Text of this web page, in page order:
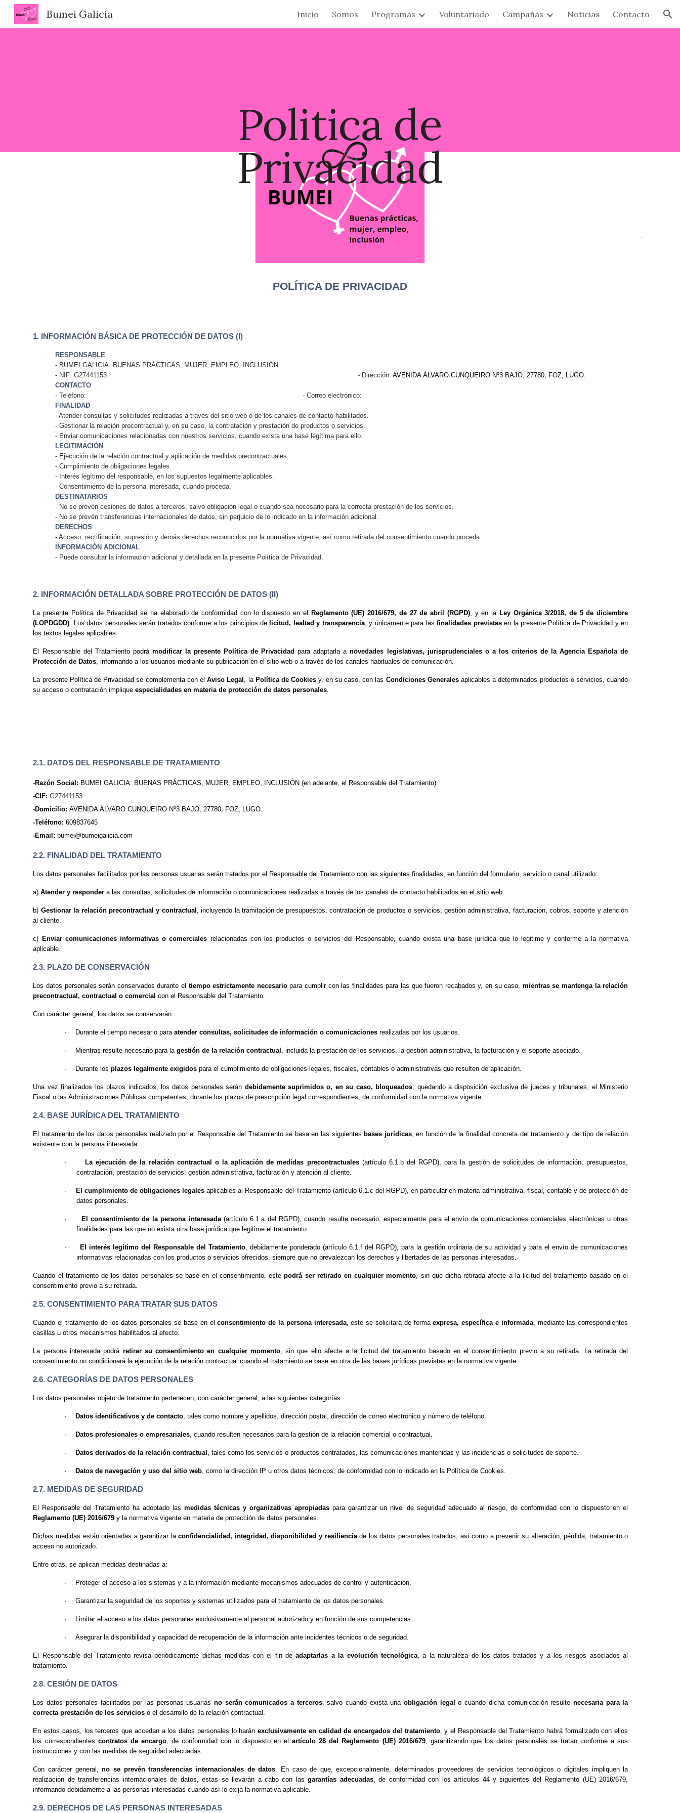
Skip to navigation
Bumei Galicia Inicio Somos Programas Voluntariado Campañas Noticias Contacto
Politica de
Privacidad
POLÍTICA DE PRIVACIDAD
1. INFORMACIÓN BÁSICA DE PROTECCIÓN DE DATOS (I)
RESPONSABLE
- BUMEI GALICIA: BUENAS PRÁCTICAS, MUJER, EMPLEO, INCLUSIÓN
- NIF: G27441153 - Dirección:AVENIDA ÁLVARO CUNQUEIRO Nº3 BAJO, 27780, FOZ, LUGO.
CONTACTO
- Teléfono: - Correo electrónico:
FINALIDAD
- Atender consultas y solicitudes realizadas a través del sitio web o de los canales de contacto habilitados.
- Gestionar la relación precontractual y, en su caso, la contratación y prestación de productos o servicios.
- Enviar comunicaciones relacionadas con nuestros servicios, cuando exista una base legítima para ello.
LEGITIMACIÓN
- Ejecución de la relación contractual y aplicación de medidas precontractuales.
- Cumplimiento de obligaciones legales.
- Interés legítimo del responsable, en los supuestos legalmente aplicables.
- Consentimiento de la persona interesada, cuando proceda.
DESTINATARIOS
- No se prevén cesiones de datos a terceros, salvo obligación legal o cuando sea necesario para la correcta prestación de los servicios.
- No se prevén transferencias internacionales de datos, sin perjuicio de lo indicado en la información adicional.
DERECHOS
- Acceso, rectificación, supresión y demás derechos reconocidos por la normativa vigente, así como retirada del consentimiento cuando proceda
INFORMACIÓN ADICIONAL
- Puede consultar la información adicional y detallada en la presente Política de Privacidad.
2. INFORMACIÓN DETALLADA SOBRE PROTECCIÓN DE DATOS (II)
La presente Política de Privacidad se ha elaborado de conformidad con lo dispuesto en el Reglamento (UE) 2016/679, de 27 de abril (RGPD), y en la Ley Orgánica 3/2018, de 5 de diciembre
(LOPDGDD). Los datos personales serán tratados conforme a los principios de licitud, lealtad y transparencia, y únicamente para lasfinalidades previstasen la presente Política de Privacidad y en
los textos legales aplicables.
El Responsable del Tratamiento podrá modificar la presente Política de Privacidad para adaptarla anovedades legislativas, jurisprudenciales o a los criterios de la Agencia Española de
Protección de Datos, informando a los usuarios mediante su publicación en el sitio web o a través de los canales habituales de comunicación.
La presente Política de Privacidad se complementa con elAviso Legal , la Política de Cookies y, en su caso, con las Condiciones Generalesaplicables a determinados productos o servicios, cuando
su acceso o contratación impliqueespecialidades en materia de protección de datos personales.
2.1. DATOS DEL RESPONSABLE DE TRATAMIENTO
-Razón Social: BUMEI GALICIA: BUENAS PRÁCTICAS, MUJER, EMPLEO, INCLUSIÓN (en adelante, el Responsable del Tratamiento).
-CIF:G27441153
-Domicilio:AVENIDA ÁLVARO CUNQUEIRO Nº3 BAJO, 27780, FOZ, LUGO.
-Teléfono: 609837645
-Email: bumei@bumeigalicia.com
2.2. FINALIDAD DEL TRATAMIENTO
Los datos personales facilitados por las personas usuarias serán tratados por el Responsable del Tratamiento con las siguientes finalidades, en función del formulario, servicio o canal utilizado:
a)Atender y responder a las consultas, solicitudes de información o comunicaciones realizadas a través de los canales de contacto habilitados en el sitio web.
b) Gestionar la relación precontractual y contractual , incluyendo la tramitación de presupuestos, contratación de productos o servicios, gestión administrativa, facturación, cobros, soporte y atención
al cliente.
c) Enviar comunicaciones informativas o comerciales relacionadas con los productos o servicios del Responsable, cuando exista una base jurídica que lo legitime y conforme a la normativa
aplicable.
2.3. PLAZO DE CONSERVACIÓN
Los datos personales serán conservados durante el tiempo estrictamente necesariopara cumplir con las finalidades para las que fueron recabados y, en su caso, mientras se mantenga la relación
precontractual, contractual o comercial con el Responsable del Tratamiento.
Con carácter general, los datos se conservarán:
· Durante el tiempo necesario para atender consultas, solicitudes de información o comunicacionesrealizadas por los usuarios.
· Mientras resulte necesario para la gestión de la relación contractual , incluida la prestación de los servicios, la gestión administrativa, la facturación y el soporte asociado.
· Durante los plazos legalmente exigidospara el cumplimiento de obligaciones legales, fiscales, contables o administrativas que resulten de aplicación.
Una vez finalizados los plazos indicados, los datos personales serán debidamente suprimidos o, en su caso, bloqueados, quedando a disposición exclusiva de jueces y tribunales, el Ministerio
Fiscal o las Administraciones Públicas competentes, durante los plazos de prescripción legal correspondientes, de conformidad con la normativa vigente.
2.4. BASE JURÍDICA DEL TRATAMIENTO
El tratamiento de los datos personales realizado por el Responsable del Tratamiento se basa en las siguientes bases jurídicas, en función de la finalidad concreta del tratamiento y del tipo de relación
existente con la persona interesada:
· La ejecución de la relación contractual o la aplicación de medidas precontractuales(artículo 6.1.b del RGPD), para la gestión de solicitudes de información, presupuestos,
contratación, prestación de servicios, gestión administrativa, facturación y atención al cliente.
· El cumplimiento de obligaciones legales aplicables al Responsable del Tratamiento (artículo 6.1.c del RGPD), en particular en materia administrativa, fiscal, contable y de protección de
datos personales.
· El consentimiento de la persona interesada(artículo 6.1.a del RGPD), cuando resulte necesario, especialmente para el envío de comunicaciones comerciales electrónicas u otras
finalidades para las que no exista otra base jurídica que legitime el tratamiento.
· El interés legítimo del Responsable del Tratamiento, debidamente ponderado (artículo 6.1.f del RGPD), para la gestión ordinaria de su actividad y para el envío de comunicaciones
informativas relacionadas con los productos o servicios ofrecidos, siempre que no prevalezcan los derechos y libertades de las personas interesadas.
Cuando el tratamiento de los datos personales se base en el consentimiento, estepodrá ser retirado en cualquier momento, sin que dicha retirada afecte a la licitud del tratamiento basado en el
consentimiento previo a su retirada.
2.5. CONSENTIMIENTO PARA TRATAR SUS DATOS
Cuando el tratamiento de los datos personales se base en elconsentimiento de la persona interesada, este se solicitará de formaexpresa, específica e informada, mediante las correspondientes
casillas u otros mecanismos habilitados al efecto.
La persona interesada podrá retirar su consentimiento en cualquier momento, sin que ello afecte a la licitud del tratamiento basado en el consentimiento previo a su retirada. La retirada del
consentimiento no condicionará la ejecución de la relación contractual cuando el tratamiento se base en otra de las bases jurídicas previstas en la normativa vigente.
2.6. CATEGORÍAS DE DATOS PERSONALES
Los datos personales objeto de tratamiento pertenecen, con carácter general, a las siguientes categorías:
· Datos identificativos y de contacto, tales como nombre y apellidos, dirección postal, dirección de correo electrónico y número de teléfono.
· Datos profesionales o empresariales, cuando resulten necesarios para la gestión de la relación comercial o contractual.
· Datos derivados de la relación contractual , tales como los servicios o productos contratados, las comunicaciones mantenidas y las incidencias o solicitudes de soporte.
· Datos de navegación y uso del sitio web, como la dirección IP u otros datos técnicos, de conformidad con lo indicado en la Política de Cookies.
2.7. MEDIDAS DE SEGURIDAD
El Responsable del Tratamiento ha adoptado lasmedidas técnicas y organizativas apropiadas para garantizar un nivel de seguridad adecuado al riesgo, de conformidad con lo dispuesto en el
Reglamento (UE) 2016/679 y la normativa vigente en materia de protección de datos personales.
Dichas medidas están orientadas a garantizar laconfidencialidad, integridad, disponibilidad y resilienciade los datos personales tratados, así como a prevenir su alteración, pérdida, tratamiento o
acceso no autorizado.
Entre otras, se aplican medidas destinadas a:
· Proteger el acceso a los sistemas y a la información mediante mecanismos adecuados de control y autenticación.
· Garantizar la seguridad de los soportes y sistemas utilizados para el tratamiento de los datos personales.
· Limitar el acceso a los datos personales exclusivamente al personal autorizado y en función de sus competencias.
· Asegurar la disponibilidad y capacidad de recuperación de la información ante incidentes técnicos o de seguridad.
El Responsable del Tratamiento revisa periódicamente dichas medidas con el fin deadaptarlas a la evolución tecnológica, a la naturaleza de los datos tratados y a los riesgos asociados al
tratamiento.
2.8. CESIÓN DE DATOS
Los datos personales facilitados por las personas usuarias no serán comunicados a terceros, salvo cuando exista unaobligación legal o cuando dicha comunicación resulte necesaria para la
correcta prestación de los servicios o el desarrollo de la relación contractual.
En estos casos, los terceros que accedan a los datos personales lo haránexclusivamente en calidad de encargados del tratamiento, y el Responsable del Tratamiento habrá formalizado con ellos
los correspondientes contratos de encargo, de conformidad con lo dispuesto en elartículo 28 del Reglamento (UE) 2016/679, garantizando que los datos personales se tratan conforme a sus
instrucciones y con las medidas de seguridad adecuadas.
Con carácter general,no se prevén transferencias internacionales de datos. En caso de que, excepcionalmente, determinados proveedores de servicios tecnológicos o digitales impliquen la
realización de transferencias internacionales de datos, estas se llevarán a cabo con lasgarantías adecuadas, de conformidad con los artículos 44 y siguientes del Reglamento (UE) 2016/679,
informando debidamente a las personas interesadas cuando así lo exija la normativa aplicable.
2.9. DERECHOS DE LAS PERSONAS INTERESADAS